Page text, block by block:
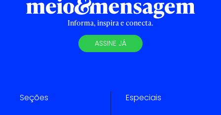
Informa, inspira e conecta.
ASSINE JÁ
Seções Especiais